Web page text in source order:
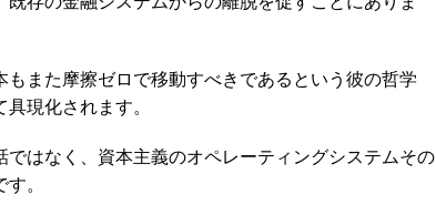
また摩擦ゼロで移動すべきであるという彼の哲学
現化されます。
はなく、資本主義のオペレーティングシステムその
。